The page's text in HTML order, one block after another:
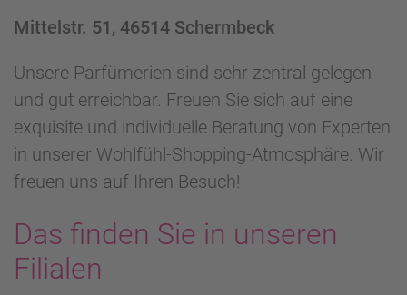
Mittelstr. 51, 46514 Schermbeck
Unsere Parfümerien sind sehr zentral gelegen
und gut erreichbar. Freuen Sie sich auf eine
exquisite und individuelle Beratung von Experten
in unserer Wohlfühl-Shopping-Atmosphäre. Wir
freuen uns auf Ihren Besuch!
Das finden Sie in unseren
Filialen